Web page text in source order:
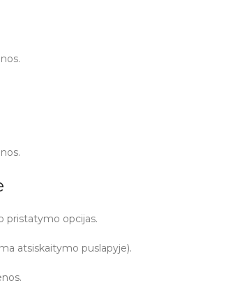
pristatymo opcijas.
atsiskaitymo puslapyje).